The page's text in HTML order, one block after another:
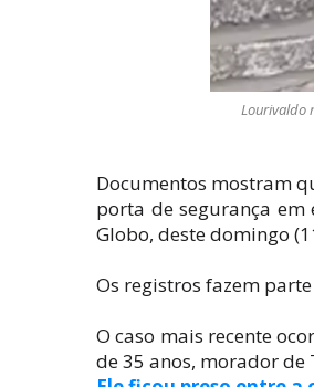
Lourivaldo
Documentos mostram
porta de segurança em
Globo, deste domingo
Os registros fazem
O caso mais recente
de 35 anos, morador de